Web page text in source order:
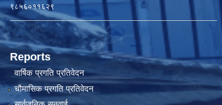
९८५६०११६२९
Reports
वार्षिक प्रगति प्रतिवेदन
चौमासिक प्रगति प्रतिवेदन